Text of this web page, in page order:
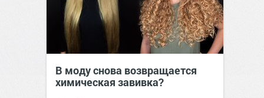
В моду снова возвращается
химическая завивка?